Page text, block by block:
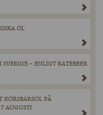
ÖL
– ENLIGT RATEBEER
KÖRSBÄRSÖL PÅ
AUGUSTI.